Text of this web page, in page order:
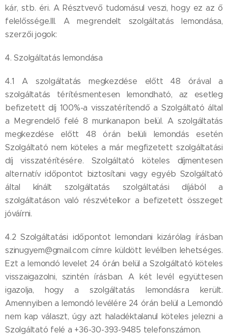
kár, stb. éri. A Résztvevő tudomásul veszi, hogy ez az ő
felelőssége.III. A megrendelt szolgáltatás lemondása,
szerzői jogok:
4. Szolgáltatás lemondása
4.1 A szolgáltatás megkezdése előtt 48 órával a
szolgáltatás térítésmentesen lemondható, az esetleg
befizetett díj 100%-a visszatérítendő a Szolgáltató által
a Megrendelő felé 8 munkanapon belül. A szolgáltatás
megkezdése előtt 48 órán belüli lemondás esetén
Szolgáltató nem köteles a már megfizetett szolgáltatási
díj visszatérítésére. Szolgáltató köteles díjmentesen
alternatív időpontot biztosítani vagy egyéb Szolgáltató
által kínált szolgáltatás szolgáltatási díjából a
szolgáltatáson való részvételkor a befizetett összeget
jóváírni.
4.2 Szolgáltatási időpontot lemondani kizárólag írásban
szinugyem@gmail.com címre küldött levélben lehetséges.
Ezt a lemondó levelet 24 órán belül a Szolgáltató köteles
visszaigazolni, szintén írásban. A két levél együttesen
igazolja, hogy a szolgáltatás lemondásra került.
Amennyiben a lemondó levélére 24 órán belül a Lemondó
nem kap választ, úgy azt haladéktalanul köteles jelezni a
Szolgáltató felé a +36-30-393-9485 telefonszámon.